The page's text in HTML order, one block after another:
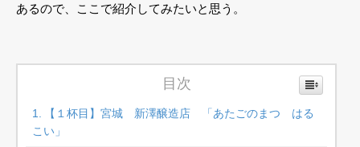
あるので、ここで紹介してみたいと思う。
目次
【１杯目】宮城 新澤醸造店 「あたごのまつ はる
こい」